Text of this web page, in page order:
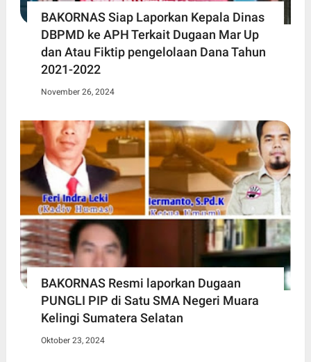
BAKORNAS Siap Laporkan Kepala Dinas
DBPMD ke APH Terkait Dugaan Mar Up
dan Atau Fiktip pengelolaan Dana Tahun
2021-2022
November 26, 2024
BAKORNAS Resmi laporkan Dugaan
PUNGLI PIP di Satu SMA Negeri Muara
Kelingi Sumatera Selatan
Oktober 23, 2024